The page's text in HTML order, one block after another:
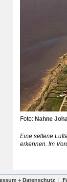
Foto: Nahne
Eine seltene
erkennen. Im
+ Datenschutz |